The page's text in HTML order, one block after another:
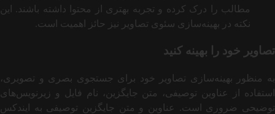
مطالب را درک کرده و تجربه بهتری از محتوا داشته باشند. این
نکته در بهینه‌سازی سئوی تصاویر نیز حائز اهمیت است.
تصاویر خود را بهینه کنید
به منظور بهینه‌سازی تصاویر خود برای جستجوی بصری و تصویری،
استفاده از عناوین توصیفی، متن جایگزین، نام فایل و زیرنویس‌های
توضیحی ضروری است. عناوین و متن جایگزین توصیفی به ایندکس